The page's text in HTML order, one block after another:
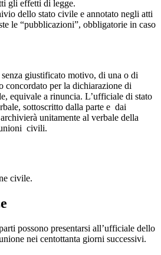
gli effetti di legge.
dello stato civile e annotato negli atti
le “pubblicazioni”, obbligatorie in caso
giustificato motivo, di una o di
concordato per la dichiarazione di
equivale a rinuncia. L’ufficiale di stato
sottoscritto dalla parte e dai
unitamente al verbale della
civili.
civile.
possono presentarsi all’ufficiale dello
nei centottanta giorni successivi.